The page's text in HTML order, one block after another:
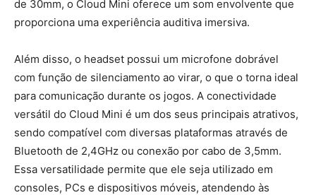
de 30mm, o Cloud Mini oferece um som envolvente que
proporciona uma experiência auditiva imersiva.
Além disso, o headset possui um microfone dobrável
com função de silenciamento ao virar, o que o torna ideal
para comunicação durante os jogos. A conectividade
versátil do Cloud Mini é um dos seus principais atrativos,
sendo compatível com diversas plataformas através de
Bluetooth de 2,4GHz ou conexão por cabo de 3,5mm.
Essa versatilidade permite que ele seja utilizado em
consoles, PCs e dispositivos móveis, atendendo às